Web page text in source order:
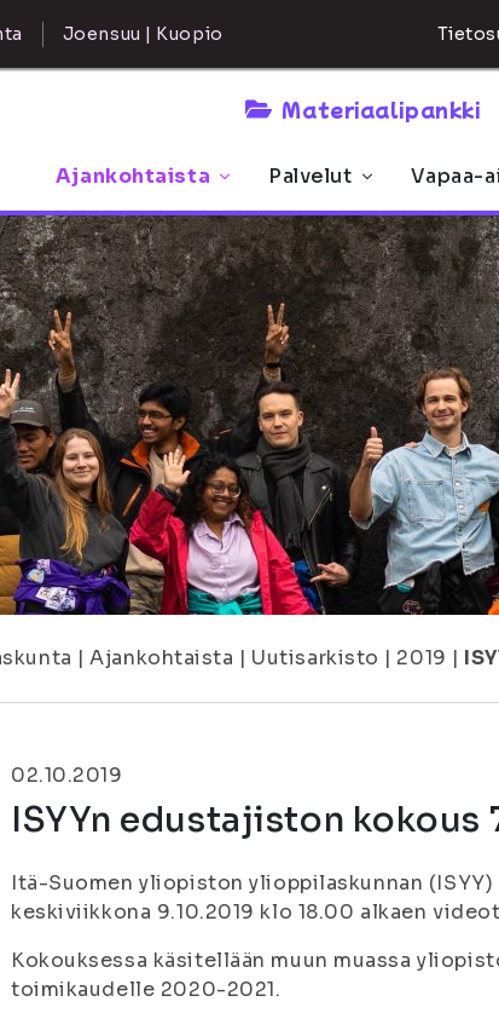
Joensuu | Kuopio
Materiaalipankki
Ajankohtaista Palvelut Vapaa-
| Ajankohtaista | Uutisarkisto | 2019 |
02.10.2019
ISYYn edustajiston kokous
Itä-Suomen yliopiston ylioppilaskunnan
keskiviikkona 9.10.2019 klo 18.00 alkaen
Kokouksessa käsitellään muun muassa
toimikaudelle 2020-2021.